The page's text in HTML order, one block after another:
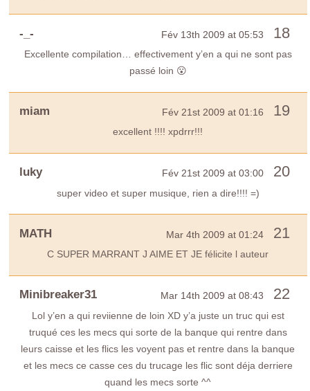
-_- Fév 13th 2009 at 05:53 18
Excellente compilation… effectivement y’en a qui ne sont pas
passé loin 😮
miam Fév 21st 2009 at 01:16 19
excellent !!!! xpdrrr!!!
luky Fév 21st 2009 at 03:00 20
super video et super musique, rien a dire!!!! =)
MATH Mar 4th 2009 at 01:24 21
C SUPER MARRANT J AIME ET JE félicite l auteur
Minibreaker31 Mar 14th 2009 at 08:43 22
Lol y’en a qui reviienne de loin XD y’a juste un truc qui est
truqué ces les mecs qui sorte de la banque qui rentre dans
leurs caisse et les flics les voyent pas et rentre dans la banque
et les mecs ce casse ces du trucage les flic sont déja derriere
quand les mecs sorte ^^